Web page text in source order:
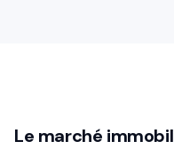
Le marché